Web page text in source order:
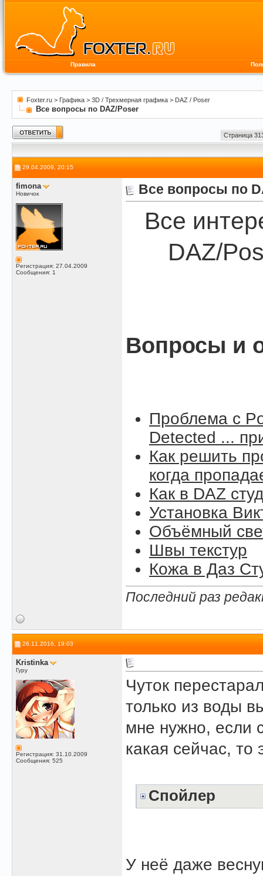
Правила
Foxter.ru > Графика > 3D / Трехмерная графика > DAZ / Poser
Все вопросы по DAZ/Poser
Страница
29.04.2009, 20:15
fimona
Новичок
Регистрация: 27.04.2009
Сообщения: 1
Все вопросы по
Все
DAZ/
Вопросы и
Проблема с
Detected ...
Как решить
когда
Как в DAZ
Установка
Объёмный
Швы текстур
Кожа в Даз
Последний раз
26.11.2016, 19:03
Kristinka
Гуру
Регистрация: 31.10.2009
Сообщения: 525
Чуток
только из воды
мне нужно, если
какая сейчас,
Спойлер
У неё даже